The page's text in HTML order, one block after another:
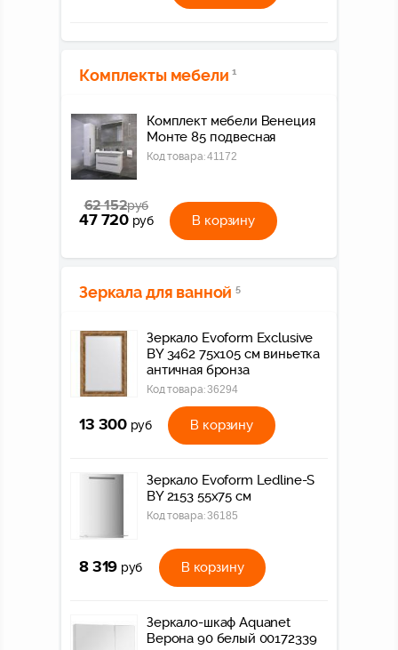
Комплекты мебели 1
Комплект мебели Венеция
Монте 85 подвесная
Код товара:41172
62 152руб
47 720 руб В корзину
Зеркала для ванной 5
Зеркало Evoform Exclusive
BY 3462 75x105 см виньетка
античная бронза
Код товара:36294
13 300 руб В корзину
Зеркало Evoform Ledline-S
BY 2153 55x75 см
Код товара:36185
8 319 руб В корзину
Зеркало-шкаф Aquanet
Верона 90 белый 00172339